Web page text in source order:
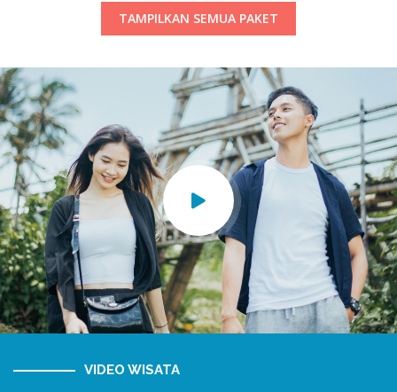
TAMPILKAN SEMUA PAKET
VIDEO WISATA